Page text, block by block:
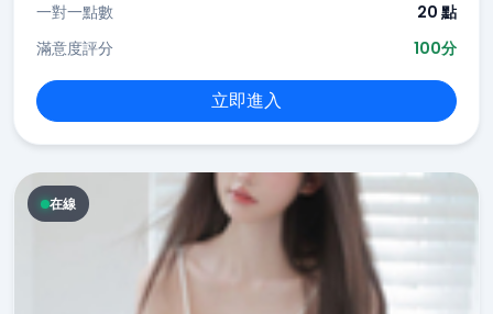
一對一點數
20 點
滿意度評分
100分
立即進入
在線